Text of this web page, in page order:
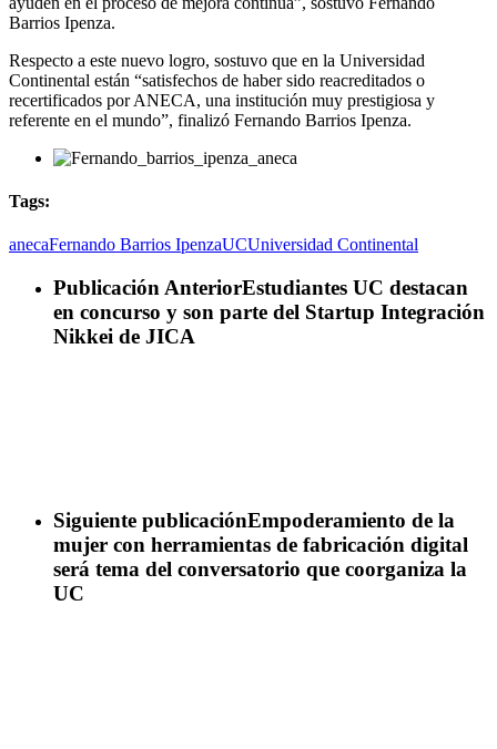
Barrios Ipenza.
Respecto a este nuevo logro, sostuvo que en la Universidad
Continental están “satisfechos de haber sido reacreditados o
recertificados por ANECA, una institución muy prestigiosa y
referente en el mundo”, finalizó Fernando Barrios Ipenza.
Tags:
anecaFernando Barrios IpenzaUCUniversidad Continental
Publicación AnteriorEstudiantes UC destacan
en concurso y son parte del Startup Integración
Nikkei de JICA
Siguiente publicaciónEmpoderamiento de la
mujer con herramientas de fabricación digital
será tema del conversatorio que coorganiza la
UC